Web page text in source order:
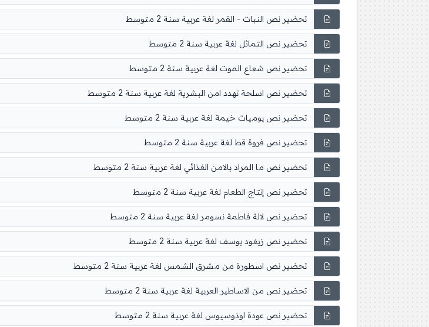
تحضير نص النبات - القمر لغة عربية سنة 2 متوسط
تحضير نص التماثل لغة عربية سنة 2 متوسط
تحضير نص شعاع الموت لغة عربية سنة 2 متوسط
تحضير نص اسلحة تهدد امن البشرية لغة عربية سنة 2 متوسط
تحضير نص يوميات خيمة لغة عربية سنة 2 متوسط
تحضير نص فروة قط لغة عربية سنة 2 متوسط
تحضير نص ما المراد بالامن الغذائي لغة عربية سنة 2 متوسط
تحضير نص إنتاج الطعام لغة عربية سنة 2 متوسط
تحضير نص لالة فاطمة نسومر لغة عربية سنة 2 متوسط
تحضير نص زيغود يوسف لغة عربية سنة 2 متوسط
تحضير نص اسطورة من مشرق الشمس لغة عربية سنة 2 متوسط
تحضير نص من الاساطير العربية لغة عربية سنة 2 متوسط
تحضير نص عودة اوذوسيوس لغة عربية سنة 2 متوسط